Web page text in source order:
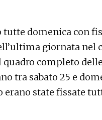
tutte domenica con
giornata nel
completo
tra sabato 25 e
state fissate